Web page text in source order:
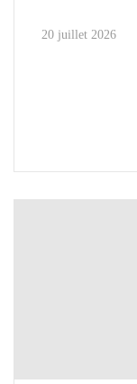
20 juillet 2026